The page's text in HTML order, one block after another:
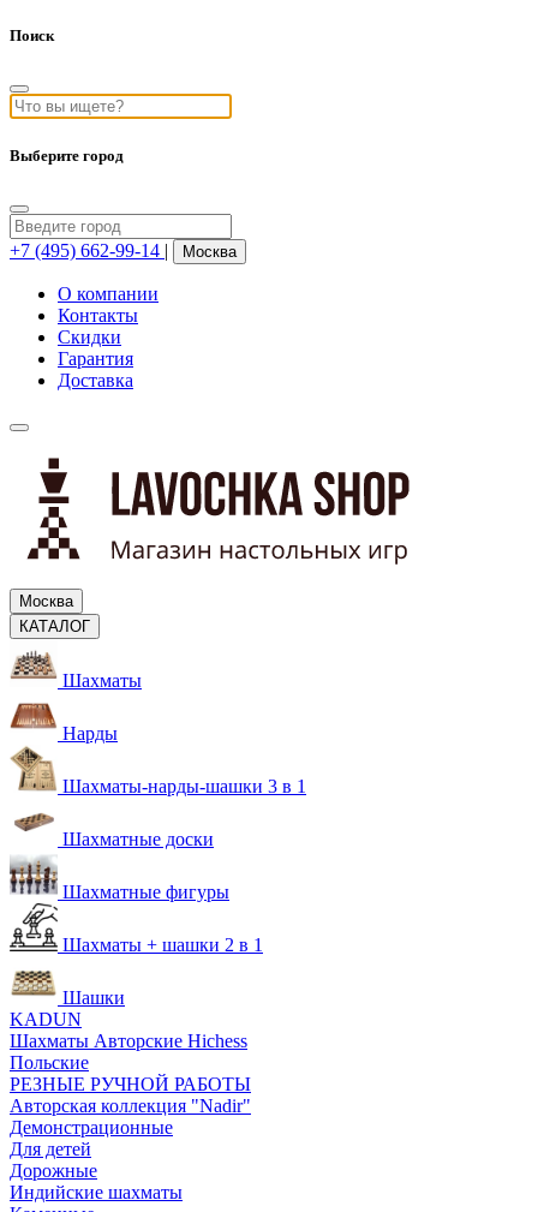
Поиск
Выберите город
+7 (495) 662-99-14 | Москва
О компании
Контакты
Скидки
Гарантия
Доставка
Москва
КАТАЛОГ
Шахматы
Нарды
Шахматы-нарды-шашки 3 в 1
Шахматные доски
Шахматные фигуры
Шахматы + шашки 2 в 1
Шашки
KADUN
Шахматы Авторские Hichess
Польские
РЕЗНЫЕ РУЧНОЙ РАБОТЫ
Авторская коллекция "Nadir"
Демонстрационные
Для детей
Дорожные
Индийские шахматы